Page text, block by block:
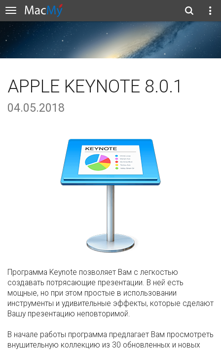
APPLE KEYNOTE 8.0.1
04.05.2018
Программа Keynote позволяет Вам с легкостью
создавать потрясающие презентации. В ней есть
мощные, но при этом простые в использовании
инструменты и удивительные эффекты, которые сделают
Вашу презентацию неповторимой.
В начале работы программа предлагает Вам просмотреть
внушительную коллекцию из 30 обновленных и новых